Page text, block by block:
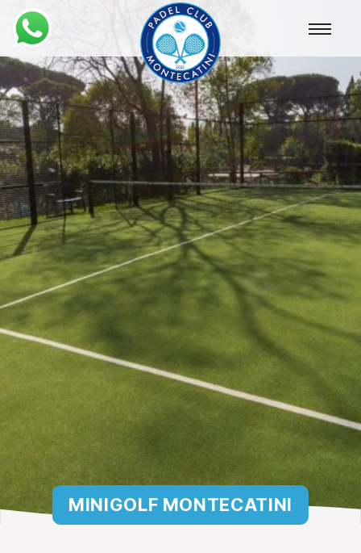
Montecatini
Padel
Club
Montecatini
Padel
Club
MINIGOLF MONTECATINI